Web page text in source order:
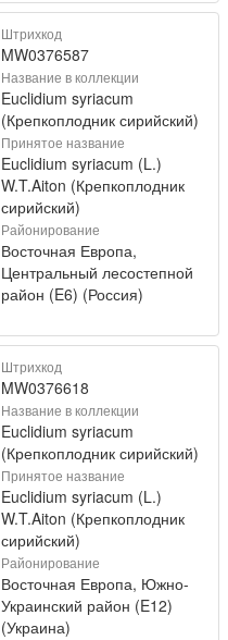
Штрихкод
MW0376587
Название в коллекции
Euclidium syriacum
(Крепкоплодник сирийский)
Принятое название
Euclidium syriacum (L.)
W.T.Aiton (Крепкоплодник
сирийский)
Районирование
Восточная Европа,
Центральный лесостепной
район (E6) (Россия)
Штрихкод
MW0376618
Название в коллекции
Euclidium syriacum
(Крепкоплодник сирийский)
Принятое название
Euclidium syriacum (L.)
W.T.Aiton (Крепкоплодник
сирийский)
Районирование
Восточная Европа, Южно-
Украинский район (E12)
(Украина)